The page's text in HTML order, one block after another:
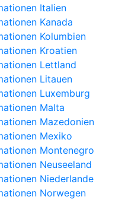
Italien
Kanada
Kolumbien
Kroatien
Lettland
Litauen
Luxemburg
Malta
Mazedonien
Mexiko
Montenegro
Neuseeland
Niederlande
Norwegen